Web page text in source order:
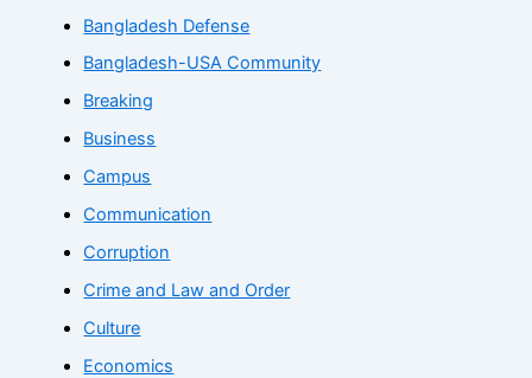
Bangladesh Defense
Bangladesh-USA Community
Breaking
Business
Campus
Communication
Corruption
Crime and Law and Order
Culture
Economics